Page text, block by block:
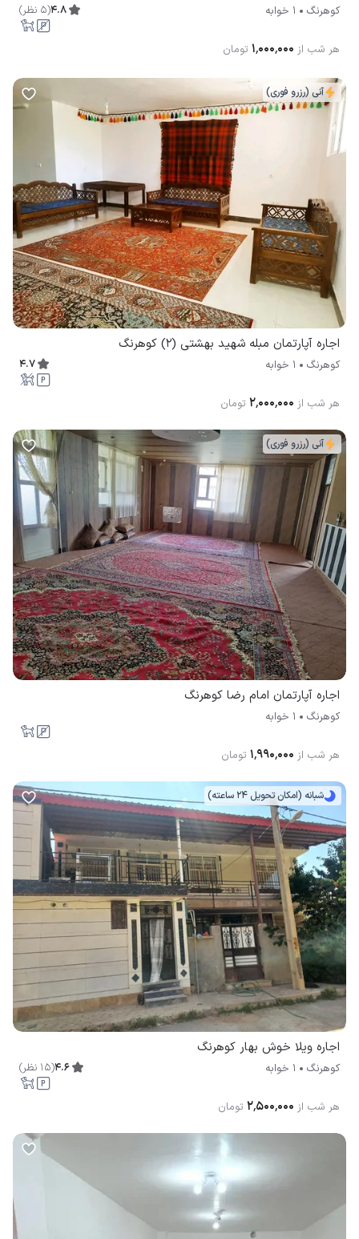
کوهرنگ 1 خوابه 4.8
(
5 نظر)
هر شب از ۱٬۰۰۰٬۰۰۰ تومان
آنی (رزرو فوری)
اجاره آپارتمان مبله شهید بهشتی (2) کوهرنگ
کوهرنگ 1 خوابه 4.7
هر شب از ۲٬۰۰۰٬۰۰۰ تومان
آنی (رزرو فوری)
اجاره آپارتمان امام رضا کوهرنگ
کوهرنگ 1 خوابه
هر شب از ۱٬۹۹۰٬۰۰۰ تومان
شبانه (امکان تحویل 24 ساعته)
اجاره ویلا خوش بهار کوهرنگ
کوهرنگ 1 خوابه 4.6
(
15 نظر)
هر شب از ۲٬۵۰۰٬۰۰۰ تومان